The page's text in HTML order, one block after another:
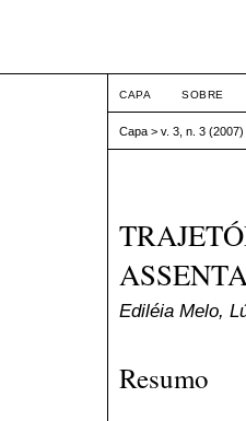
CAPA SOBRE
Capa > v. 3, n. 3 (2007)
Ediléia Melo,
Resumo